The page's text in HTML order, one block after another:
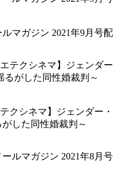
マガジン 2021年9月号
テクシネマ】ジェンダー
した同性婚裁判～